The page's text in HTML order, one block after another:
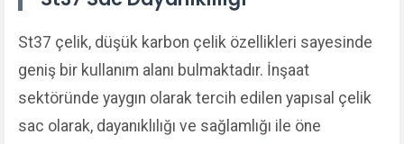
St37 çelik, düşük karbon çelik özellikleri sayesinde
geniş bir kullanım alanı bulmaktadır. İnşaat
sektöründe yaygın olarak tercih edilen yapısal çelik
sac olarak, dayanıklılığı ve sağlamlığı ile öne